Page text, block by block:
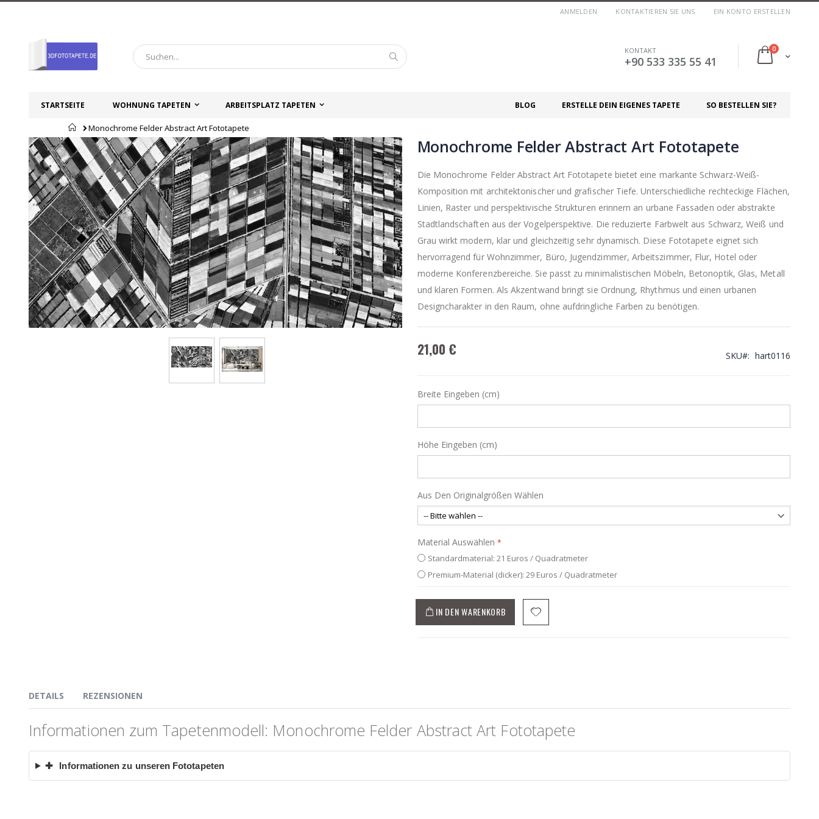
ANMELDEN KONTAKTIEREN SIE UNS EIN KONTO ERSTELLEN
Cart
0Artikel
Suche KONTAKT
+90 533 335 55 41
STARTSEITE WOHNUNG TAPETEN ARBEITSPLATZ TAPETEN SO BESTELLEN SIE?
ERSTELLE DEIN EIGENES TAPETE
BLOG
Startseite
Monochrome Felder Abstract Art Fototapete
Zum
Ende
der
Bildgalerie
springen
Zum
Anfang
der
Bildgalerie
springen
Monochrome Felder Abstract Art Fototapete
Die Monochrome Felder Abstract Art Fototapete bietet eine markante Schwarz-Weiß-
Komposition mit architektonischer und grafischer Tiefe. Unterschiedliche rechteckige Flächen,
Linien, Raster und perspektivische Strukturen erinnern an urbane Fassaden oder abstrakte
Stadtlandschaften aus der Vogelperspektive. Die reduzierte Farbwelt aus Schwarz, Weiß und
Grau wirkt modern, klar und gleichzeitig sehr dynamisch. Diese Fototapete eignet sich
hervorragend für Wohnzimmer, Büro, Jugendzimmer, Arbeitszimmer, Flur, Hotel oder
moderne Konferenzbereiche. Sie passt zu minimalistischen Möbeln, Betonoptik, Glas, Metall
und klaren Formen. Als Akzentwand bringt sie Ordnung, Rhythmus und einen urbanen
Designcharakter in den Raum, ohne aufdringliche Farben zu benötigen.
21,00 € SKU hart0116
Breite Eingeben (cm)
Höhe Eingeben (cm)
Aus Den Originalgrößen Wählen
Material Auswählen
Standardmaterial: 21 Euros / Quadratmeter
Premium-Material (dicker): 29 Euros / Quadratmeter
IN DEN WARENKORB
DETAILS
Informationen zum Tapetenmodell: Monochrome Felder Abstract Art Fototapete
✚ Informationen zu unseren Fototapeten
REZENSIONEN